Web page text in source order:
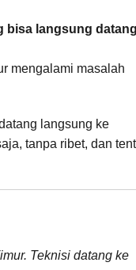
bisa langsung datang
mengalami masalah
langsung ke
tanpa ribet, dan
Teknisi datang ke